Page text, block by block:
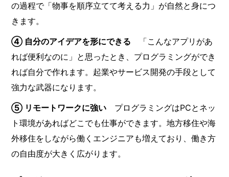
の過程で「物事を順序立てて考える力」が自然と身につ
きます。
④ 自分のアイデアを形にできる 「こんなアプリがあ
れば便利なのに」と思ったとき、プログラミングができ
れば自分で作れます。起業やサービス開発の手段として
強力な武器になります。
⑤ リモートワークに強い プログラミングはPCとネッ
ト環境があればどこでも仕事ができます。地方移住や海
外移住をしながら働くエンジニアも増えており、働き方
の自由度が大きく広がります。